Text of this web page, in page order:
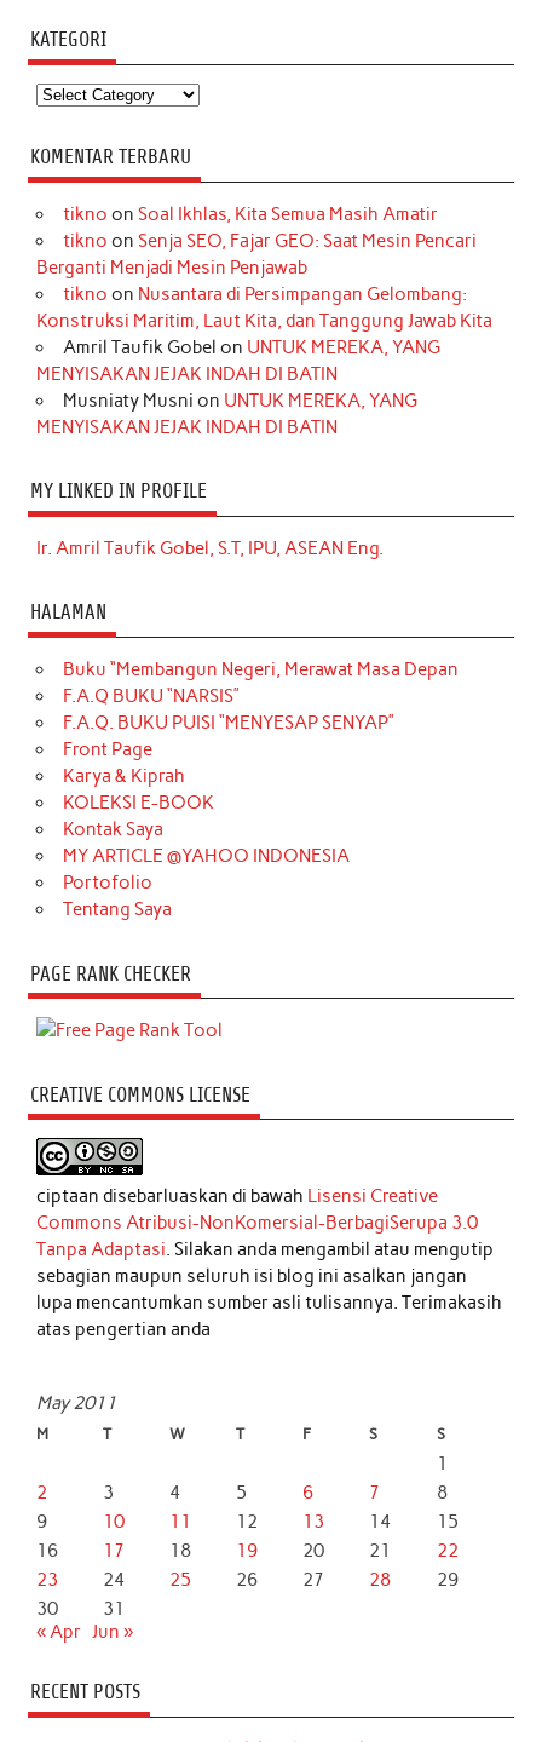
KATEGORI
Kategori
KOMENTAR TERBARU
tikno on Soal Ikhlas, Kita Semua Masih Amatir
tikno on Senja SEO, Fajar GEO: Saat Mesin Pencari
Berganti Menjadi Mesin Penjawab
tikno on Nusantara di Persimpangan Gelombang:
Konstruksi Maritim, Laut Kita, dan Tanggung Jawab Kita
Amril Taufik Gobel on UNTUK MEREKA, YANG
MENYISAKAN JEJAK INDAH DI BATIN
Musniaty Musni on UNTUK MEREKA, YANG
MENYISAKAN JEJAK INDAH DI BATIN
MY LINKED IN PROFILE
Ir. Amril Taufik Gobel, S.T, IPU, ASEAN Eng.
HALAMAN
Buku “Membangun Negeri, Merawat Masa Depan
F.A.Q BUKU “NARSIS”
F.A.Q. BUKU PUISI “MENYESAP SENYAP”
Front Page
Karya & Kiprah
KOLEKSI E-BOOK
Kontak Saya
MY ARTICLE @YAHOO INDONESIA
Portofolio
Tentang Saya
PAGE RANK CHECKER
CREATIVE COMMONS LICENSE
ciptaan disebarluaskan di bawah Lisensi Creative
Commons Atribusi-NonKomersial-BerbagiSerupa 3.0
Tanpa Adaptasi. Silakan anda mengambil atau mengutip
sebagian maupun seluruh isi blog ini asalkan jangan
lupa mencantumkan sumber asli tulisannya. Terimakasih
atas pengertian anda
May 2011
M T W T F S S
1
2
3 4 5 6 7
8
9
10 11 12 13 14
15
16
17 18 19 20 21
22
23
24 25 26 27 28
29
30
31
« Apr Jun »
RECENT POSTS